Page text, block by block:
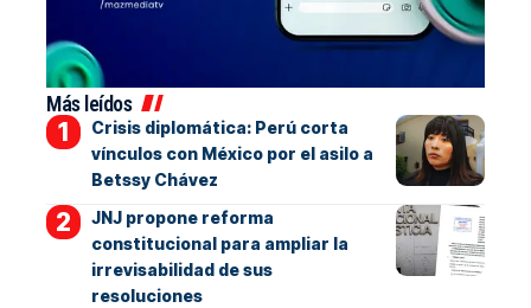
Más leídos
Crisis diplomática: Perú corta
vínculos con México por el asilo a
Betssy Chávez
JNJ propone reforma
constitucional para ampliar la
irrevisabilidad de sus
resoluciones